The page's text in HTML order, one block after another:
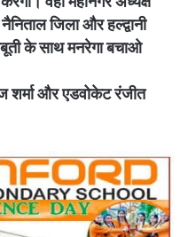
जिला और हल्द्वानी
के साथ मनरेगा बचाओ
शर्मा और एडवोकेट रंजीत